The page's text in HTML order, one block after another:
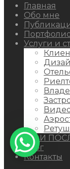
Главная
Обо мне
Услуги и
ДО И
Блог
Контакты